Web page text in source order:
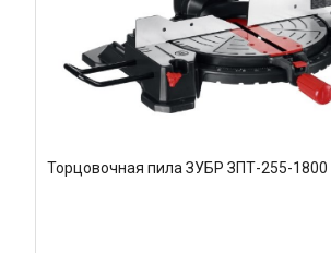
Торцовочная пила ЗУБР ЗПТ-255-